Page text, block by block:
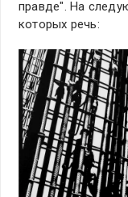
правде". На
которых речь: